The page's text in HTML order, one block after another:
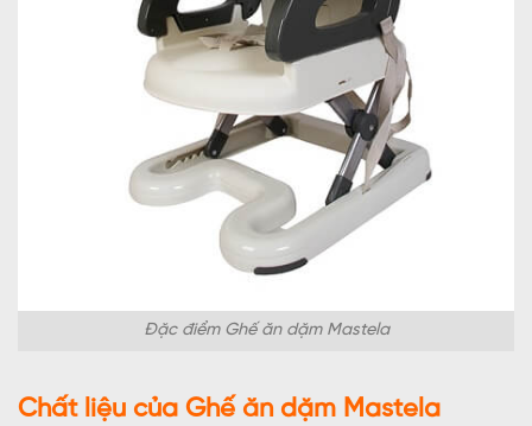
Đặc điểm Ghế ăn dặm Mastela
Chất liệu của Ghế ăn dặm Mastela